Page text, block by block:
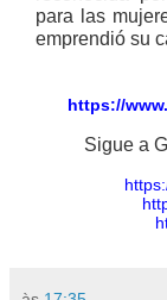
para las
emprendió su
https://
Sigue a